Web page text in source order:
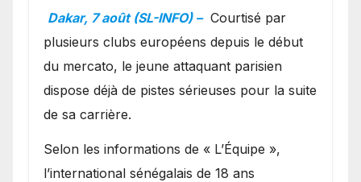
en favoris pour recruter
Ibrahim Mbaye
Dakar, 7 août (SL-INFO) – Courtisé par
plusieurs clubs européens depuis le début
du mercato, le jeune attaquant parisien
dispose déjà de pistes sérieuses pour la suite
de sa carrière.
Selon les informations de « L’Équipe »,
l’international sénégalais de 18 ans